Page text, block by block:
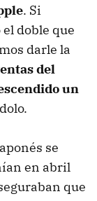
. Si
doble que
darle la
del
un
se
en abril
que